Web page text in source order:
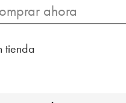
ahora
tienda